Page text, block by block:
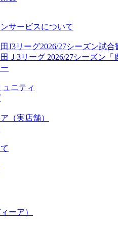
ーア）
企業
サービスについて
J3リーグ2026/27シーズン試合
Ｊ3リーグ 2026/27シーズン「
ュニティ
（実店舗）
ーア）